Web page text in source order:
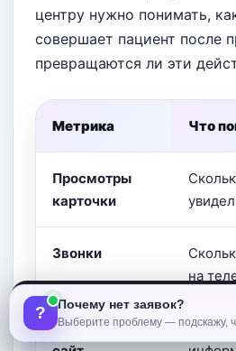
? Почему нет заявок?
Выберите проблему — подскажу,
центру нужно понимать,
совершает пациент после
превращаются ли эти
Метрика Что
Просмотры
карточки
Звонки
на
Переходы на
Аудит